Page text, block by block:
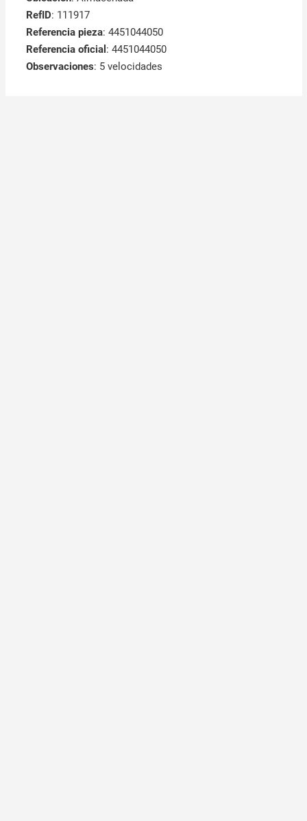
RefID: 111917
Referencia pieza: 4451044050
Referencia oficial : 4451044050
Observaciones: 5 velocidades